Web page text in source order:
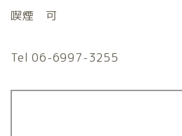
喫煙 可
Tel 06-6997-3255